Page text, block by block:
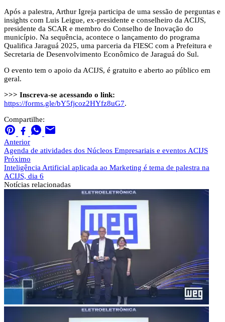
Após a palestra, Arthur Igreja participa de uma sessão de perguntas e
insights com Luis Leigue, ex-presidente e conselheiro da ACIJS,
presidente da SCAR e membro do Conselho de Inovação do
município. Na sequência, acontece o lançamento do programa
Qualifica Jaraguá 2025, uma parceria da FIESC com a Prefeitura e
Secretaria de Desenvolvimento Econômico de Jaraguá do Sul.
O evento tem o apoio da ACIJS, é gratuito e aberto ao público em
geral.
>>> Inscreva-se acessando o link:
https://forms.gle/bY5fjcoz2HYfz8uG7.
Compartilhe:
Anterior
Agenda de atividades dos Núcleos Empresariais e eventos ACIJS
Próximo
Inteligência Artificial aplicada ao Marketing é tema de palestra na
ACIJS, dia 6
Notícias relacionadas